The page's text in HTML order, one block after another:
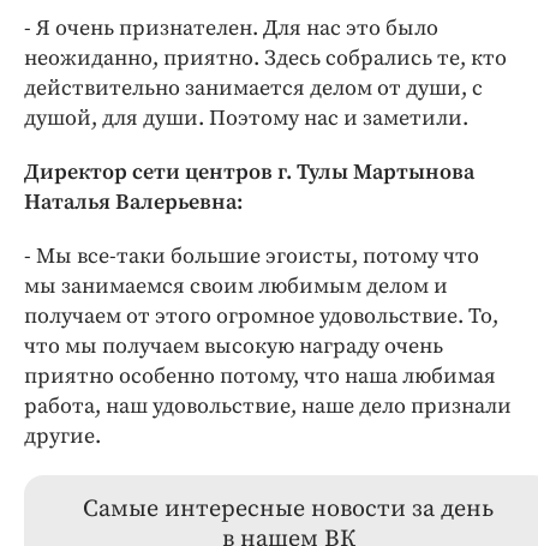
- Я очень признателен. Для нас это было
неожиданно, приятно. Здесь собрались те, кто
действительно занимается делом от души, с
душой, для души. Поэтому нас и заметили.
Директор сети центров г. Тулы Мартынова
Наталья Валерьевна:
- Мы все-таки большие эгоисты, потому что
мы занимаемся своим любимым делом и
получаем от этого огромное удовольствие. То,
что мы получаем высокую награду очень
приятно особенно потому, что наша любимая
работа, наш удовольствие, наше дело признали
другие.
Самые интересные новости за день
в нашем ВК